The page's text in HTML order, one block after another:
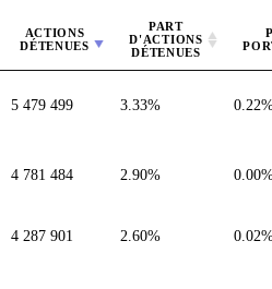
ACTIONS
DÉTENUES
PART
D'ACTIONS
DÉTENUES
5 479 499 3.33%
4 781 484 2.90%
4 287 901 2.60%